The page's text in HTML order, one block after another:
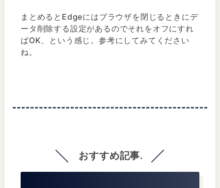
まとめるとEdgeにはブラウザを閉じるときにデ
ータ削除する設定があるのでそれをオフにすれ
ばOK、という感じ。参考にしてみてください
ね。
おすすめ記事.